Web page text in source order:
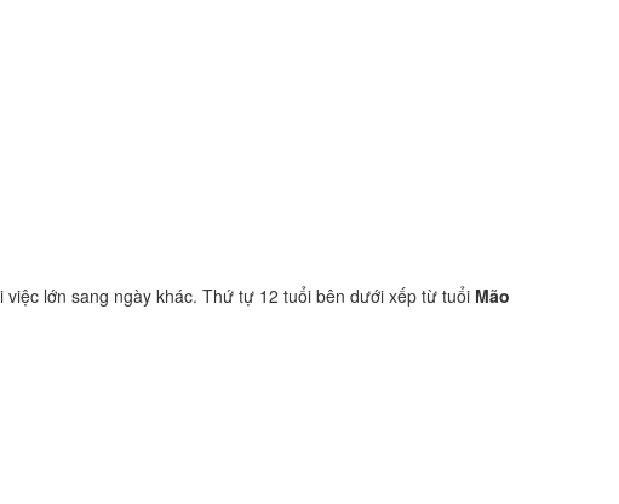
việc lớn sang ngày khác. Thứ tự 12 tuổi bên dưới xếp từ tuổi Mão